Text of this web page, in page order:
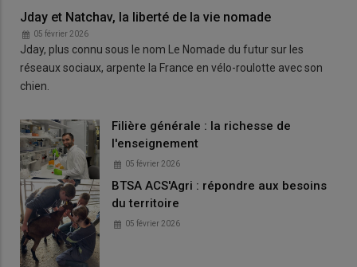
Jday et Natchav, la liberté de la vie nomade
05 février 2026
Jday, plus connu sous le nom Le Nomade du futur sur les
réseaux sociaux, arpente la France en vélo-roulotte avec son
chien.
Filière générale : la richesse de
l'enseignement
05 février 2026
BTSA ACS'Agri : répondre aux besoins
du territoire
05 février 2026